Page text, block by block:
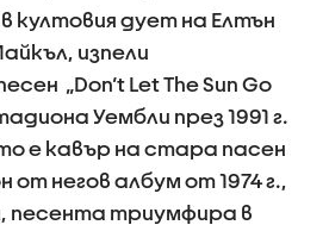
култовия дует на Елтън
изпели
„Don‘t Let The Sun Go
Уембли през 1991 г.
е кавър на стара пасен
от негов албум от 1974 г.,
песента триумфира в